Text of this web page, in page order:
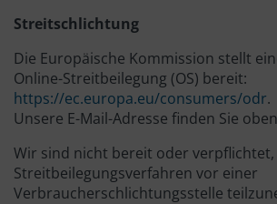
Streitschlichtung
Die Europäische Kommission stellt
Online-Streitbeilegung (OS) bereit:
https://ec.europa.eu/consumers/odr.
Unsere E-Mail-Adresse finden Sie
Wir sind nicht bereit oder verpflichtet,
Streitbeilegungsverfahren vor einer
Verbraucherschlichtungsstelle